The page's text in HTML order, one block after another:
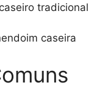
tradicional
caseira